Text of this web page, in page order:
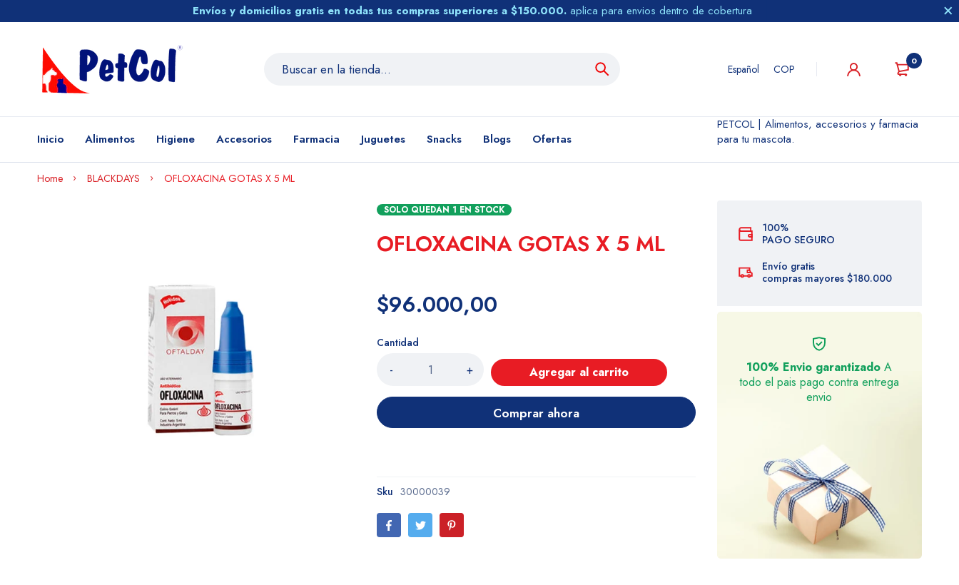
Envíos y domicilios gratis en todas tus compras superiores a $150.000. aplica para envios dentro de cobertura
Español COP
0
Inicio Alimentos Higiene Accesorios Farmacia Juguetes Snacks Blogs Ofertas
PETCOL | Alimentos, accesorios y farmacia
para tu mascota.
Home BLACKDAYS OFLOXACINA GOTAS X 5 ML
SOLO QUEDAN 1 EN STOCK
OFLOXACINA GOTAS X 5 ML
$96.000,00
Cantidad
- + Agregar al carrito
Comprar ahora
Sku 30000039
100%
PAGO SEGURO
Envío gratis
compras mayores $180.000
100% Envio garantizadoA
todo el pais pago contra entrega
envio